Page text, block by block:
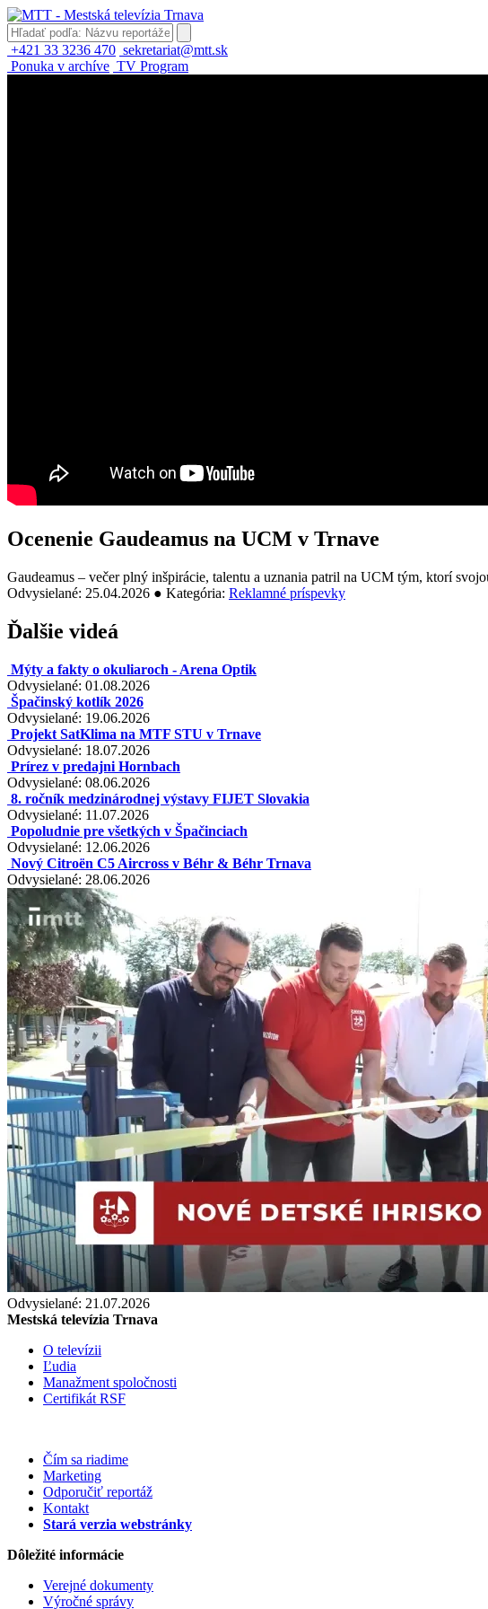
+421 33 3236 470 sekretariat@mtt.sk
Ponuka v archíve TV Program
Ocenenie Gaudeamus na UCM v Trnave
Gaudeamus – večer plný inšpirácie, talentu a uznania patril na UCM tým, ktorí
Odvysielané: 25.04.2026 ● Kategória: Reklamné príspevky
Ďalšie videá
Mýty a fakty o okuliaroch - Arena Optik
Odvysielané: 01.08.2026
Špačinský kotlík 2026
Odvysielané: 19.06.2026
Projekt SatKlima na MTF STU v Trnave
Odvysielané: 18.07.2026
Prírez v predajni Hornbach
Odvysielané: 08.06.2026
8. ročník medzinárodnej výstavy FIJET Slovakia
Odvysielané: 11.07.2026
Popoludnie pre všetkých v Špačinciach
Odvysielané: 12.06.2026
Nový Citroën C5 Aircross v Béhr & Béhr Trnava
Odvysielané: 28.06.2026
Odvysielané: 21.07.2026
Mestská televízia Trnava
O televízii
Ľudia
Manažment spoločnosti
Certifikát RSF
Čím sa riadime
Marketing
Odporučiť reportáž
Kontakt
Stará verzia webstránky
Dôležité informácie
Verejné dokumenty
Výročné správy